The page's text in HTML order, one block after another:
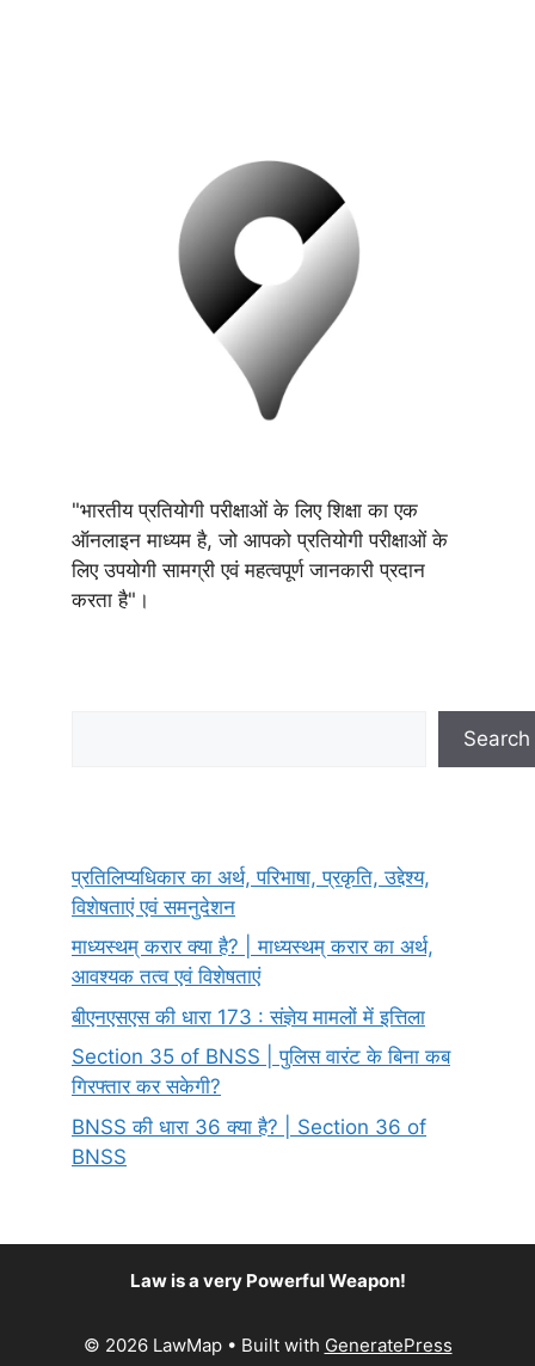
"भारतीय प्रतियोगी परीक्षाओं के लिए शिक्षा का एक
ऑनलाइन माध्यम है, जो आपको प्रतियोगी परीक्षाओं के
लिए उपयोगी सामग्री एवं महत्वपूर्ण जानकारी प्रदान
करता है"।
Search
प्रतिलिप्यधिकार का अर्थ, परिभाषा, प्रकृति, उद्देश्य,
विशेषताएं एवं समनुदेशन
माध्यस्थम् करार क्या है? | माध्यस्थम् करार का अर्थ,
आवश्यक तत्व एवं विशेषताएं
बीएनएसएस की धारा 173 : संज्ञेय मामलों में इत्तिला
Section 35 of BNSS | पुलिस वारंट के बिना कब
गिरफ्तार कर सकेगी?
BNSS की धारा 36 क्या है? | Section 36 of
BNSS
Law is a very Powerful Weapon!
© 2026 LawMap• Built with GeneratePress